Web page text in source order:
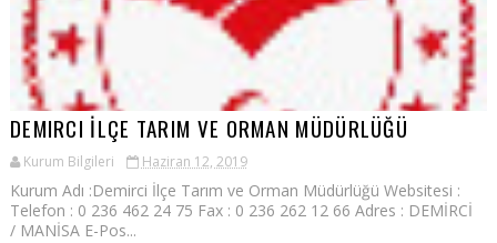
DEMIRCI İLÇE TARIM VE ORMAN MÜDÜRLÜĞÜ
Kurum Bilgileri Haziran 12, 2019
Kurum Adı :Demirci İlçe Tarım ve Orman Müdürlüğü Websitesi :
Telefon : 0 236 462 24 75 Fax : 0 236 262 12 66 Adres : DEMİRCİ
/ MANİSA E-Pos...